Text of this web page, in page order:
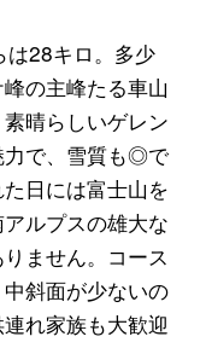
は28キロ。多少
の主峰たる車山
晴らしいゲレン
力で、雪質も◎で
日には富士山を
ルプスの雄大な
ません。コース
斜面が少ないの
れ家族も大歓迎